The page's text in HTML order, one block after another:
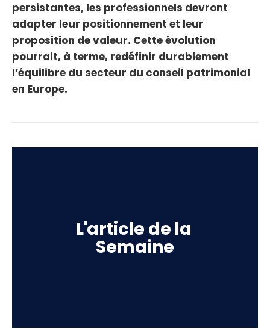
persistantes, les professionnels devront
adapter leur positionnement et leur
proposition de valeur. Cette évolution
pourrait, à terme, redéfinir durablement
l’équilibre du secteur du conseil patrimonial
en Europe.
L'article de la
Semaine